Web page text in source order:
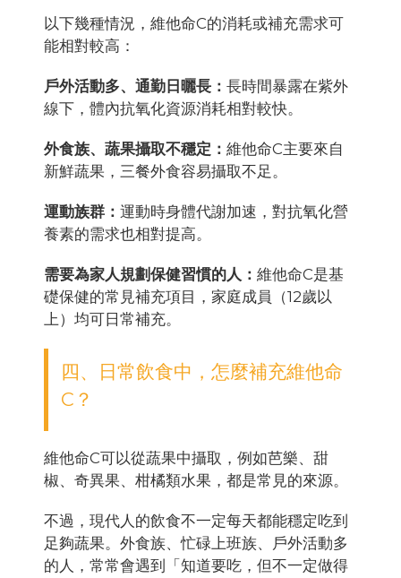
以下幾種情況，維他命C的消耗或補充需求可
能相對較高：
戶外活動多、通勤日曬長： 長時間暴露在紫外
線下，體內抗氧化資源消耗相對較快。
外食族、蔬果攝取不穩定： 維他命C主要來自
新鮮蔬果，三餐外食容易攝取不足。
運動族群： 運動時身體代謝加速，對抗氧化營
養素的需求也相對提高。
需要為家人規劃保健習慣的人： 維他命C是基
礎保健的常見補充項目，家庭成員（12歲以
上）均可日常補充。
四、日常飲食中，怎麼補充維他命
C？
維他命C可以從蔬果中攝取，例如芭樂、甜
椒、奇異果、柑橘類水果，都是常見的來源。
不過，現代人的飲食不一定每天都能穩定吃到
足夠蔬果。外食族、忙碌上班族、戶外活動多
的人，常常會遇到「知道要吃，但不一定做得